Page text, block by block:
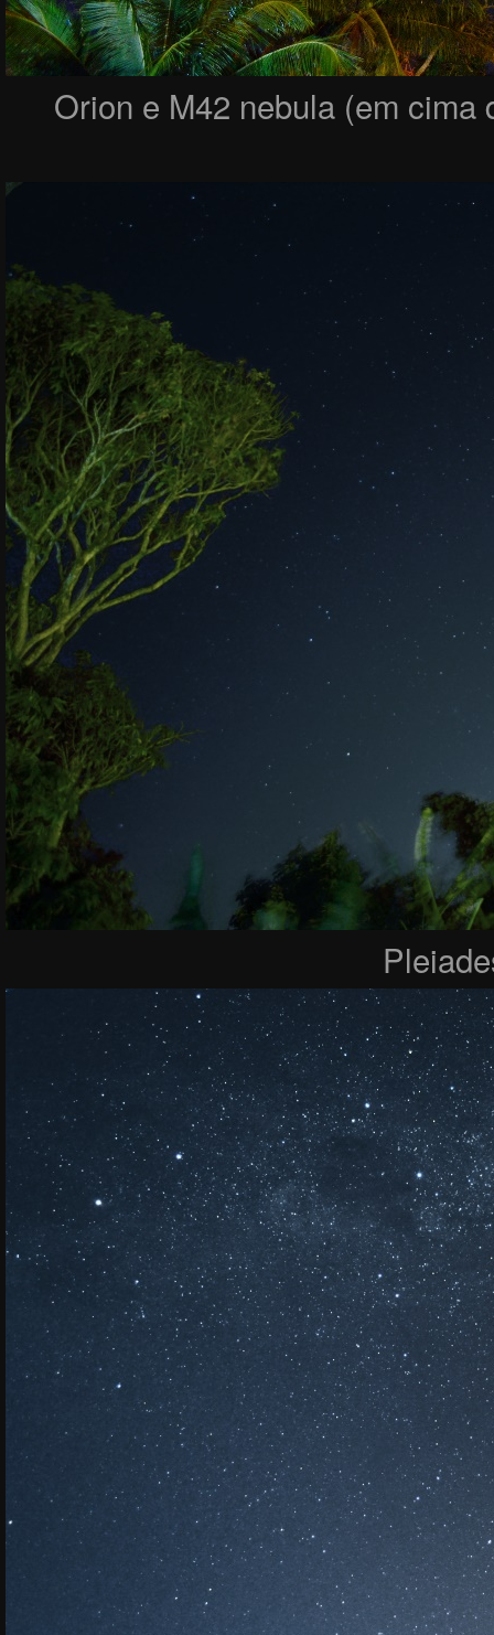
Orion e M42 nebula (em